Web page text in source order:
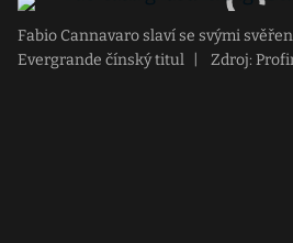
Fabio Cannavaro slaví se svými
Evergrande čínský titul
Zdroj: